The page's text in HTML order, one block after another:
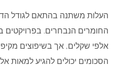
העלות משתנה בהתאם לגודל
החומרים הנבחרים.
אלפי שקלים, אך בשיפוצים
הסכומים יכולים להגיע למאות